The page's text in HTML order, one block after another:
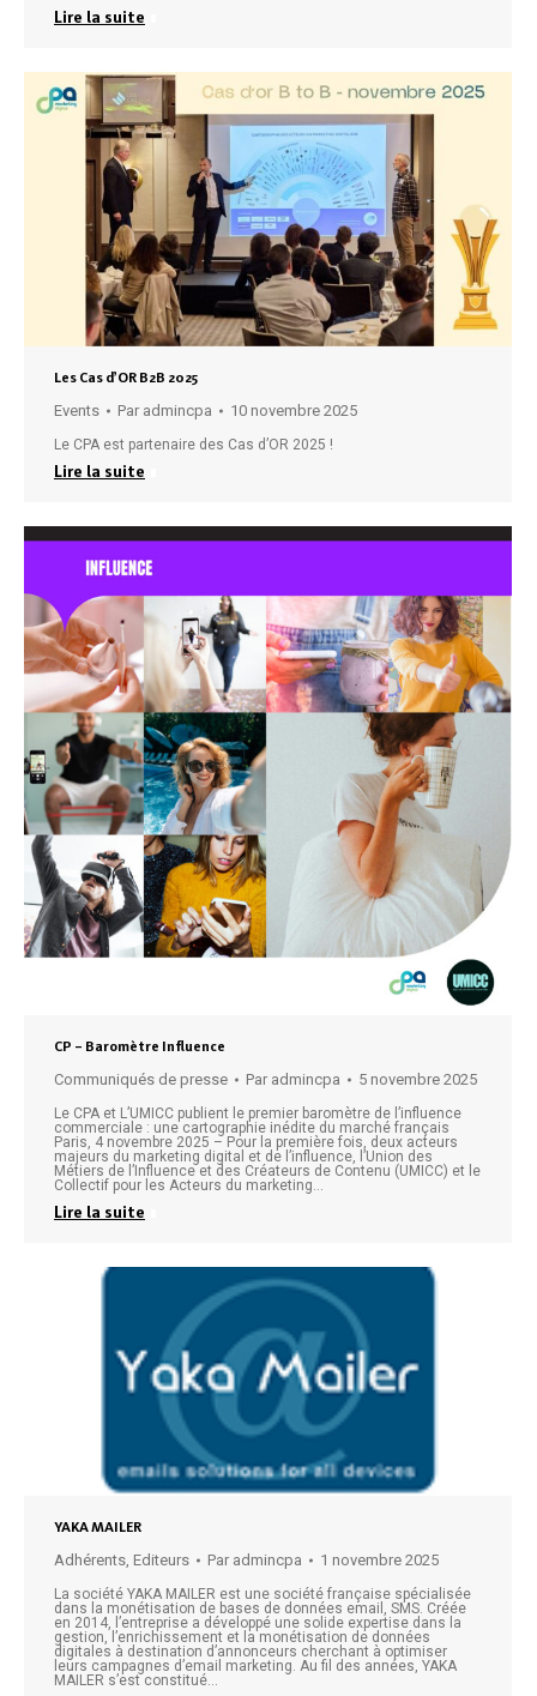
Lire la suite
Les Cas d’OR B2B 2025
Events Par admincpa 10 novembre 2025
Le CPA est partenaire des Cas d’OR 2025 !
Lire la suite
CP – Baromètre Influence
Communiqués de presse Par admincpa 5 novembre 2025
Le CPA et L’UMICC publient le premier baromètre de l’influence
commerciale : une cartographie inédite du marché français
Paris, 4 novembre 2025 – Pour la première fois, deux acteurs
majeurs du marketing digital et de l’influence, l’Union des
Métiers de l’Influence et des Créateurs de Contenu (UMICC) et le
Collectif pour les Acteurs du marketing…
Lire la suite
YAKA MAILER
Adhérents, Editeurs Par admincpa 1 novembre 2025
La société YAKA MAILER est une société française spécialisée
dans la monétisation de bases de données email, SMS. Créée
en 2014, l’entreprise a développé une solide expertise dans la
gestion, l’enrichissement et la monétisation de données
digitales à destination d’annonceurs cherchant à optimiser
leurs campagnes d’email marketing. Au fil des années, YAKA
MAILER s’est constitué…